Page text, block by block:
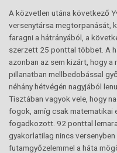
A közvetlen utána következő
versenytársa megtorpanását,
faragni a hátrányából, a
szerzett 25 ponttal többet. A
azonban az sem kizárt, hogy
pillanatban mellbedobással
néhány hétvégén nagyjából
Tisztában vagyok vele, hogy
fogok, amíg csak matematikai
fogadkozott. 92 ponttal
gyakorlatilag nincs
futamgyőzelemmel a háta